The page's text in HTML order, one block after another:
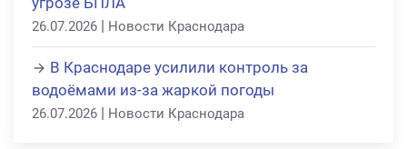
26.07.2026 | Новости Краснодара
В Краснодаре усилили контроль за
водоёмами из-за жаркой погоды
26.07.2026 | Новости Краснодара